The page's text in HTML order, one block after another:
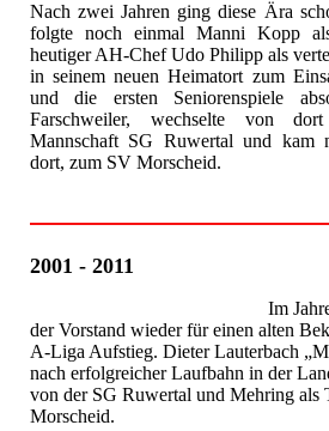
Nach zwei Jahren ging diese Ära
folgte noch einmal Manni Kopp
heutiger AH-Chef Udo Philipp als
in seinem neuen Heimatort zum
und die ersten Seniorenspiele
Farschweiler, wechselte von
Mannschaft SG Ruwertal und kam
dort, zum SV Morscheid.
2001 - 2011
Im
der Vorstand wieder für einen alten
A-Liga Aufstieg. Dieter Lauterbach
nach erfolgreicher Laufbahn in der
von der SG Ruwertal und Mehring als
Morscheid.